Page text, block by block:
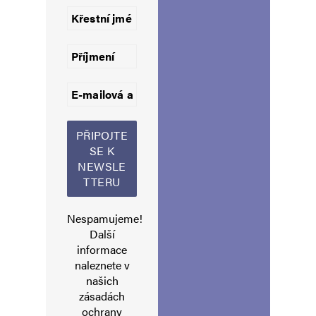
hloubal
taková džamila a čeští soudní znalci dělají
posudky klidně i na 2 roky zpětně. takže by se
a hulibrci drželi a drželi. a ještě plivali kolem
sebe. včetně mého přítele u pr*de*le, soudruha
fialy, tak čest
hloubal
23. 7. 2024 (12:38)
to by mě opravdu, ale opravdu zajímalo, jak
Nespamujeme!
Další
informace
naleznete v
našich
zásadách
ochrany